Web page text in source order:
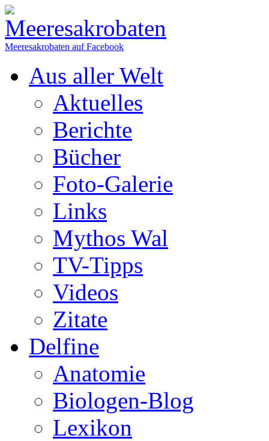
Meeresakrobaten auf Facebook
Aus aller Welt
Aktuelles
Berichte
Bücher
Foto-Galerie
Links
Mythos Wal
TV-Tipps
Videos
Zitate
Delfine
Anatomie
Biologen-Blog
Lexikon